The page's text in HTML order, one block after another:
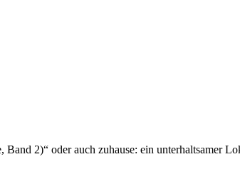
2)“ oder auch zuhause: ein unterhaltsamer